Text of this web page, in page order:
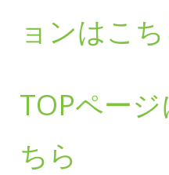
ョンはこち
TOPペー
ちら